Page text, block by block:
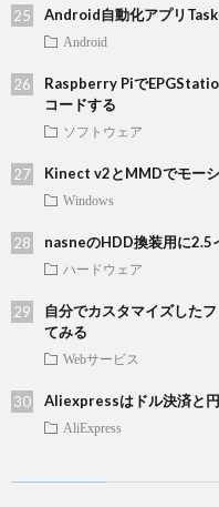
Android自動化アプリ
Android
Raspberry Piで
コードする
ソフトウェア
Kinect v2とMMDでモー
Windows
nasneのHDD換装用に2.5
ハードウェア
自分でカスタマイズした
てみる
Webサービス
Aliexpressはドル決済と
AliExpress